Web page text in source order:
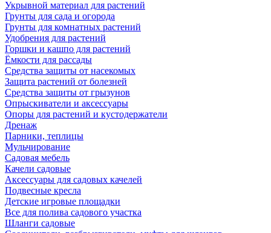
Укрывной материал для растений
Грунты для сада и огорода
Грунты для комнатных растений
Удобрения для растений
Горшки и кашпо для растений
Ёмкости для рассады
Средства защиты от насекомых
Защита растений от болезней
Средства защиты от грызунов
Опрыскиватели и аксессуары
Опоры для растений и кустодержатели
Дренаж
Парники, теплицы
Мульчирование
Садовая мебель
Качели садовые
Аксессуары для садовых качелей
Подвесные кресла
Детские игровые площадки
Все для полива садового участка
Шланги садовые